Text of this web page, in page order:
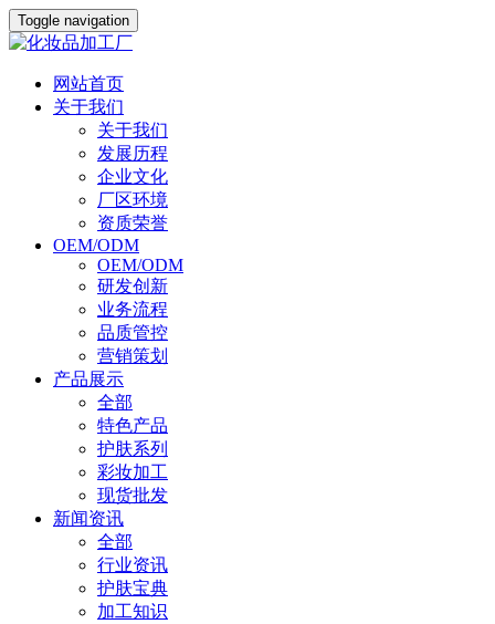
Toggle navigation
网站首页
关于我们
关于我们
发展历程
企业文化
厂区环境
资质荣誉
OEM/ODM
OEM/ODM
研发创新
业务流程
品质管控
营销策划
产品展示
全部
特色产品
护肤系列
彩妆加工
现货批发
新闻资讯
全部
行业资讯
护肤宝典
加工知识